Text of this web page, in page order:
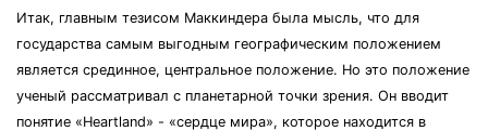
Итак, главным тезисом Маккиндера была мысль, что для
государства самым выгодным географическим положением
является срединное, центральное положение. Но это положение
ученый рассматривал с планетарной точки зрения. Он вводит
понятие «Heartland» - «сердце мира», которое находится в